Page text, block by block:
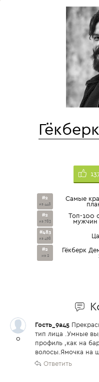
#2
из 448
Самые
#2
из 783
Топ-100
мужчин
#483
из 498
#2
из 2
Гёкберк
0
Гость_9a45
тип лица .Умные
профиль ,как на
волосы.Ямочка на
Ответить